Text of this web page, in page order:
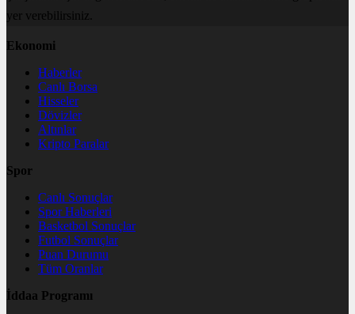
yer verebilirsiniz.
Ekonomi
Haberler
Canlı Borsa
Hisseler
Dövizler
Altınlar
Kripto Paralar
Spor
Canlı Sonuçlar
Spor Haberleri
Basketbol Sonuçlar
Futbol Sonuçlar
Puan Durumu
Tüm Oranlar
İddaa Programı